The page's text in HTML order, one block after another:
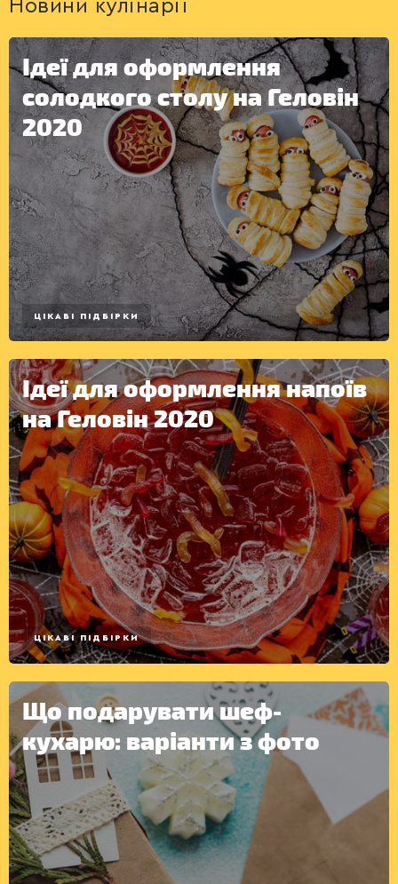
ДЕСЕРТИ
Новини кулінарії
Ідеї для оформлення
солодкого столу на Геловін
2020
ЦІКАВІ ПІДБІРКИ
Ідеї для оформлення напоїв
на Геловін 2020
ЦІКАВІ ПІДБІРКИ
Що подарувати шеф-
кухарю: варіанти з фото